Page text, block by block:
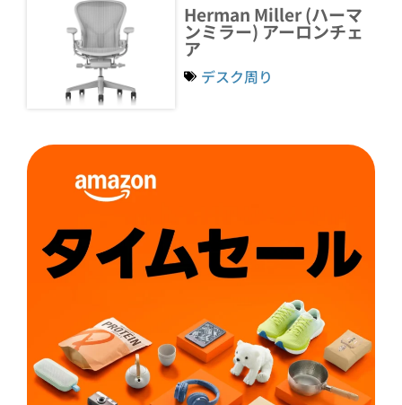
Herman Miller (ハーマ
ンミラー) アーロンチェ
ア
デスク周り